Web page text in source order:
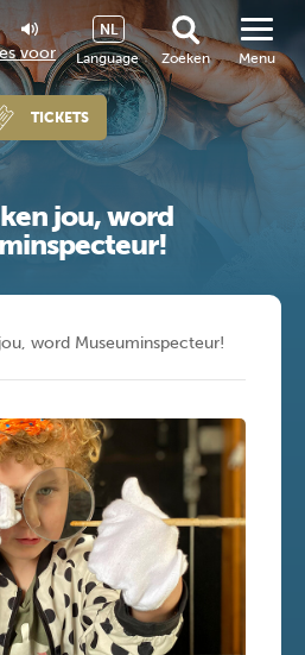
voor Language
NL
Zoeken
TICKETS
Menu
jou, word
word Museuminspecteur!